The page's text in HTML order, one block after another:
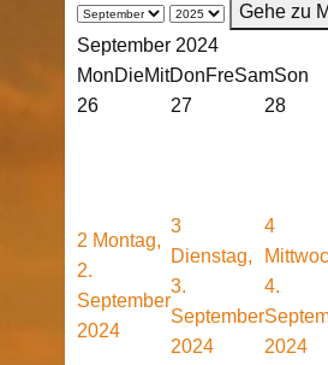
Gehe zu
September 2024
MonDieMitDonFreSamSon
26
27 28
2 Montag,
2.
September
2024
3
Dienstag,
3.
September
2024
4
4.
2024